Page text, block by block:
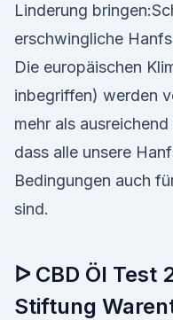
Linderung
erschwingliche
Die europäischen
inbegriffen) werden
mehr als
dass alle unsere
Bedingungen auch
sind.
ᐅ CBD Öl Test
Stiftung